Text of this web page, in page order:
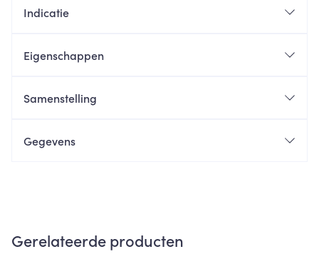
Indicatie
Eigenschappen
Samenstelling
Gegevens
Gerelateerde producten